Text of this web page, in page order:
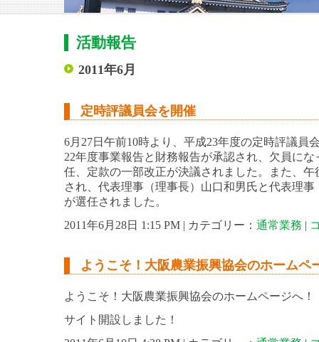
活動報告
2011年6月
定時評議員会を開催
6月27日午前10時より、平成23年度の定時評議員
22年度事業報告と財務報告が承認され、欠員に
任、定款の一部改正が決議されました。また、
され、代表理事（理事長）山口和男氏と代表理
が選任されました。
2011年6月28日 1:15 PM | カテゴリー： 通常業務 |
ようこそ！大阪農業振興協会のホームペ
ようこそ！大阪農業振興協会のホームページへ！
サイト開設しました！